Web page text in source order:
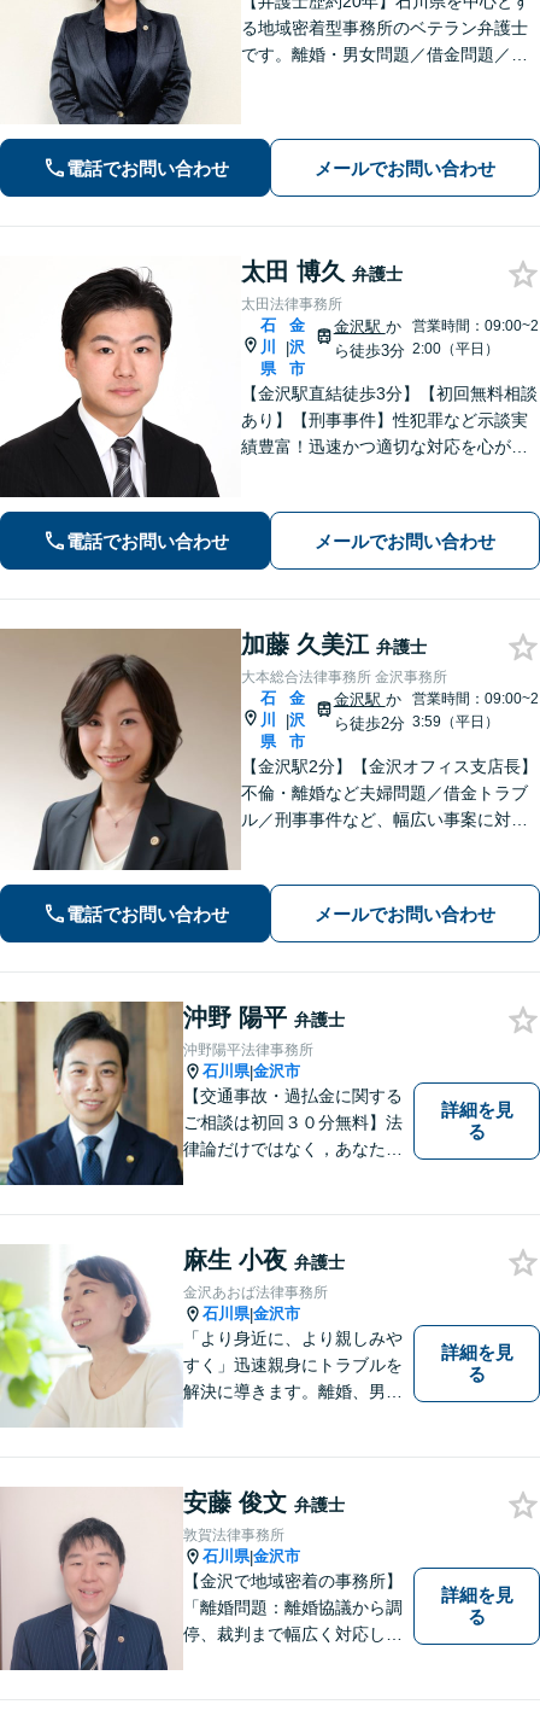
る地域密着型事務所のベテラン弁護士
です。離婚・男女問題／借金問題／刑
電話でお問い合わせ メールでお問い合わせ
太田 博久 弁護士
太田法律事務所
石
川
県
|
金
沢
市
金沢駅 か
ら徒歩3分
営業時間：09:00~2
2:00（平日）
【金沢駅直結徒歩3分】【初回無料相談
あり】【刑事事件】性犯罪など示談実
績豊富！迅速かつ適切な対応を心がけ
対応で、適切な解決へと導きます。
電話でお問い合わせ メールでお問い合わせ
加藤 久美江 弁護士
大本総合法律事務所 金沢事務所
石
川
県
|
金
沢
市
金沢駅 か
ら徒歩2分
営業時間：09:00~2
3:59（平日）
【金沢駅2分】【金沢オフィス支店長】
不倫・離婚など夫婦問題／借金トラブ
ル／刑事事件など、幅広い事案に対応
ですので、リラックスしてお話しいた
だけると思います。法テラスOK
電話でお問い合わせ メールでお問い合わせ
沖野 陽平 弁護士
沖野陽平法律事務所
石川県|金沢市
【交通事故・過払金に関する
ご相談は初回３０分無料】法
律論だけではなく，あなたの
詳細を見
る
麻生 小夜 弁護士
金沢あおば法律事務所
石川県|金沢市
「より身近に、より親しみや
すく」迅速親身にトラブルを
解決に導きます。離婚、男女
にご相談ください。
詳細を見
る
安藤 俊文 弁護士
敦賀法律事務所
石川県|金沢市
【金沢で地域密着の事務所】
「離婚問題：離婚協議から調
停、裁判まで幅広く対応し、
詳細を見
る